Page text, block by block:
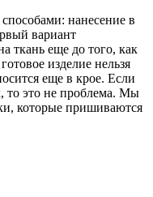
нанесение в
вариант
ткань еще до того, как
изделие нельзя
еще в крое. Если
то это не проблема. Мы
которые пришиваются